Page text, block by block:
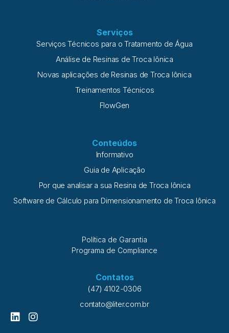
Serviços
Serviços Técnicos para o Tratamento de Água
Análise de Resinas de Troca Iônica
Novas aplicações de Resinas de Troca Iônica
Treinamentos Técnicos
FlowGen
Conteúdos
Informativo
Guia de Aplicação
Por que analisar a sua Resina de Troca Iônica
Software de Cálculo para Dimensionamento de Troca Iônica
Política de Garantia
Programa de Compliance
Contatos
(47) 4102-0306
contato@liter.com.br